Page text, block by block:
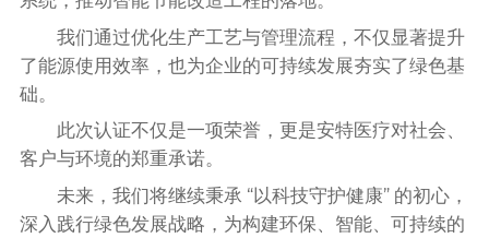
我们通过优化生产工艺与管理流程，不仅显著提升
了能源使用效率，也为企业的可持续发展夯实了绿色基
础。
此次认证不仅是一项荣誉，更是安特医疗对社会、
客户与环境的郑重承诺。
未来，我们将继续秉承 “以科技守护健康” 的初心，
深入践行绿色发展战略，为构建环保、智能、可持续的